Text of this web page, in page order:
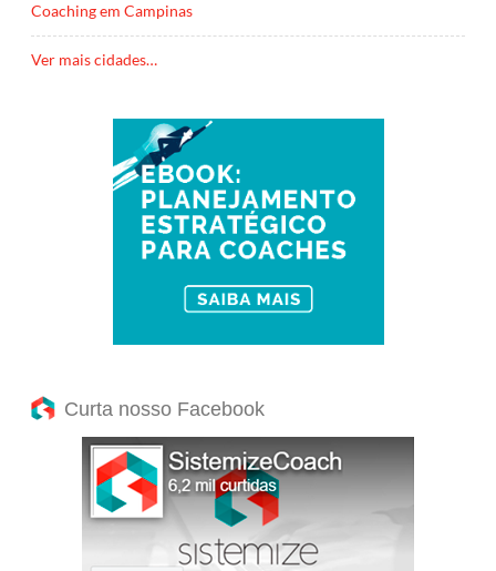
Coaching em Campinas
Ver mais cidades…
Curta nosso Facebook